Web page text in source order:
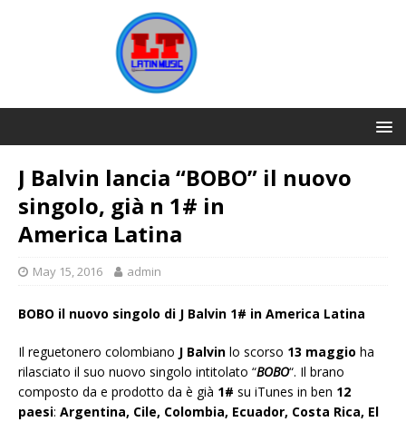
J Balvin lancia “BOBO” il nuovo
singolo, già n 1# in
America Latina
May 15, 2016 admin
BOBO il nuovo singolo di J Balvin 1# in America Latina
Il reguetonero colombiano J Balvin lo scorso 13 maggio ha
rilasciato il suo nuovo singolo intitolato “BOBO“. Il brano
composto da e prodotto da è già 1# su iTunes in ben 12
paesi: Argentina, Cile, Colombia, Ecuador, Costa Rica, El